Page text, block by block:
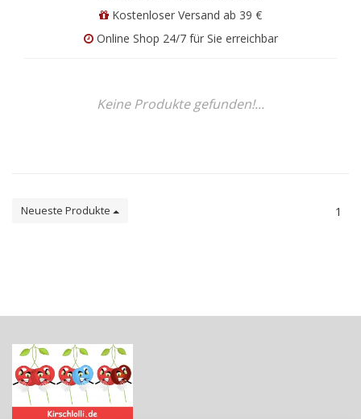
Kostenloser Versand ab 39 €
Online Shop 24/7 für Sie erreichbar
Keine Produkte gefunden!...
Neueste Produkte 1